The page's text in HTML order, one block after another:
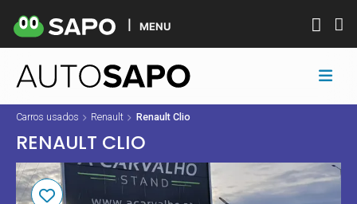
MENU
Carros usados Renault Renault Clio
RENAULT CLIO